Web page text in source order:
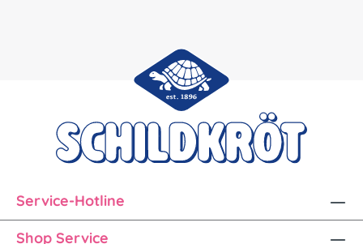
Service-Hotline
Shop Service